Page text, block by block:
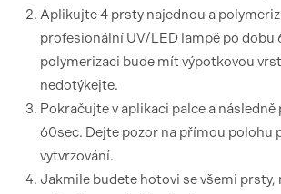
Aplikujte 4 prsty najednou a
profesionální UV/LED lampě po dobu
polymerizaci bude mít výpotkovou
nedotýkejte.
Pokračujte v aplikaci palce a
60sec. Dejte pozor na přímou polohu
vytvrzování.
Jakmile budete hotovi se všemi prsty,